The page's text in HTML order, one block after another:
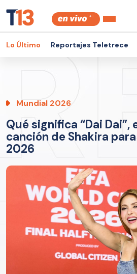
Lo Último Reportajes Teletrece
Mundial 2026
Qué significa “Dai Dai”,
canción de Shakira
2026